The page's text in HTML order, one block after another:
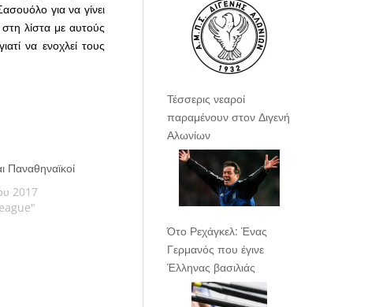
για να γίνει
λίστα με αυτούς
να ενοχλεί τους
Παναθηναϊκοί
2017
Τέσσερις νεαροί
παραμένουν στον Διγενή
Αλωνίων
Ότο Ρεχάγκελ: Ένας
Γερμανός που έγινε
Έλληνας βασιλιάς